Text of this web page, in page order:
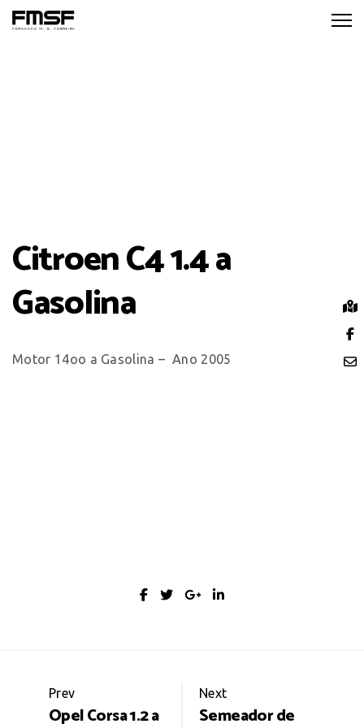
Citroen C4 1.4 a
Gasolina
Motor 14oo a Gasolina – Ano 2005
Portfolio
Prev
Opel Corsa 1.2 a
Next
Semeador de